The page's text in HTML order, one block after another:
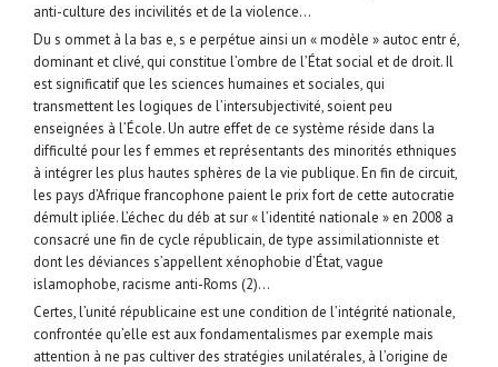
anti-culture des incivilités et de la violence…
Du s ommet à la bas e, s e perpétue ainsi un « modèle » autoc entr é,
dominant et clivé, qui constitue l’ombre de l’État social et de droit. Il
est significatif que les sciences humaines et sociales, qui
transmettent les logiques de l’intersubjectivité, soient peu
enseignées à l’École. Un autre effet de ce système réside dans la
difficulté pour les f emmes et représentants des minorités ethniques
à intégrer les plus hautes sphères de la vie publique. En fin de circuit,
les pays d’Afrique francophone paient le prix fort de cette autocratie
démult ipliée. L’échec du déb at sur « l’identité nationale » en 2008 a
consacré une fin de cycle républicain, de type assimilationniste et
dont les déviances s’appellent xénophobie d’État, vague
islamophobe, racisme anti-Roms (2)…
Certes, l’unité républicaine est une condition de l’intégrité nationale,
confrontée qu’elle est aux fondamentalismes par exemple mais
attention à ne pas cultiver des stratégies unilatérales, à l’origine de